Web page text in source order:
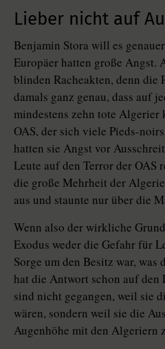
Lieber nicht auf
Benjamin Stora will es
Europäer hatten große Angst.
blinden Racheakten, denn die
damals ganz genau, dass auf
mindestens zehn tote Algerier
OAS, der sich viele Pieds-
hatten sie Angst vor
Leute auf den Terror der OAS
die große Mehrheit der
aus und staunte nur über die
Wenn also der wirkliche
Exodus weder die Gefahr für
Sorge um den Besitz war,
hat die Antwort schon auf
sind nicht gegangen, weil sie
wären, sondern weil sie die
Augenhöhe mit den Algeriern